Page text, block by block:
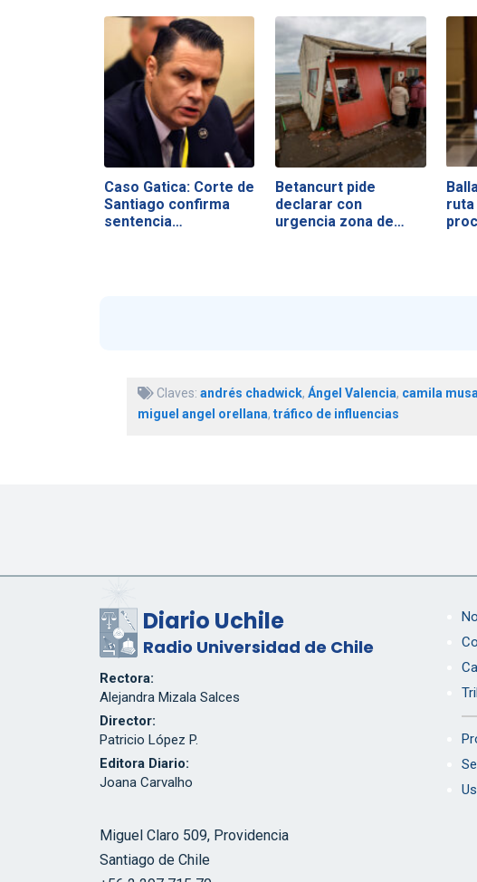
Caso Gatica: Corte de
Santiago confirma
sentencia…
Betancurt pide
declarar con
urgencia zona de…
ruta
Claves: andrés chadwick, Ángel Valencia, camila
miguel angel orellana, tráfico de influencias
Diario Uchile
Radio Universidad de Chile
Rectora:
Alejandra Mizala Salces
Director:
Patricio López P.
Editora Diario:
Joana Carvalho
Miguel Claro 509, Providencia
Santiago de Chile